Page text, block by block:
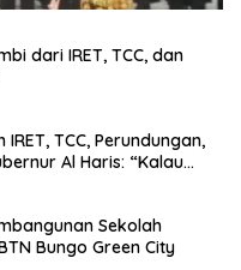
dari IRET, TCC, dan
TCC, Perundungan,
Al Haris: “Kalau
Sekolah
Bungo Green City